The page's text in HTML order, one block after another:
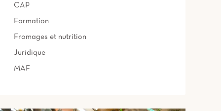
CAP
Formation
Fromages et nutrition
Juridique
MAF